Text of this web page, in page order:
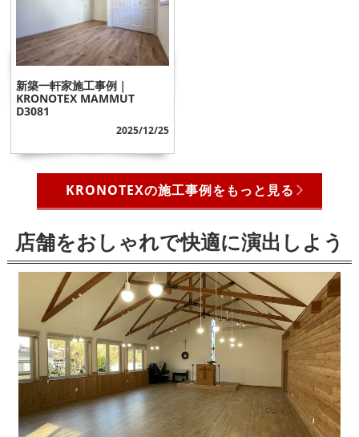
新築一軒家施工事例｜
KRONOTEX MAMMUT
D3081
2025/12/25
KRONOTEXの施工事例をもっと見る
店舗をおしゃれで快適に演出しよう